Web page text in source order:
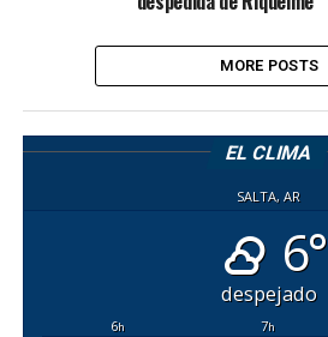
MORE POSTS
EL CLIMA
SALTA, AR
6°
despejado
6h 7h